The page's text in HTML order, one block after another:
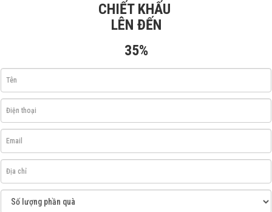
CHIẾT KHẤU
LÊN ĐẾN
35%